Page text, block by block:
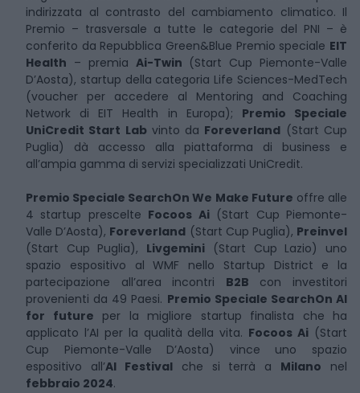
indirizzata al contrasto del cambiamento climatico. Il
Premio – trasversale a tutte le categorie del PNI – è
conferito da Repubblica Green&Blue Premio speciale EIT
Health – premia Ai-Twin (Start Cup Piemonte-Valle
D’Aosta), startup della categoria Life Sciences-MedTech
(voucher per accedere al Mentoring and Coaching
Network di EIT Health in Europa); Premio Speciale
UniCredit Start Lab vinto da Foreverland (Start Cup
Puglia) dà accesso alla piattaforma di business e
all’ampia gamma di servizi specializzati UniCredit.
Premio Speciale SearchOn We Make Future offre alle
4 startup prescelte Focoos Ai(Start Cup Piemonte-
Valle D’Aosta), Foreverland (Start Cup Puglia), Preinvel
(Start Cup Puglia), Livgemini (Start Cup Lazio) uno
spazio espositivo al WMF nello Startup District e la
partecipazione all’area incontri B2B con investitori
provenienti da 49 Paesi. Premio Speciale SearchOn AI
for future per la migliore startup finalista che ha
applicato l’AI per la qualità della vita. Focoos Ai (Start
Cup Piemonte-Valle D’Aosta) vince uno spazio
espositivo all’AI Festivalche si terrà a Milano nel
febbraio 2024.